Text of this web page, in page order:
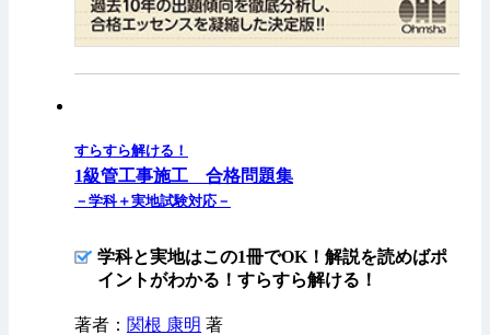
すらすら解ける！
1級管工事施工 合格問題集
－学科＋実地試験対応－
学科と実地はこの1冊でOK！解説を読めばポ
イントがわかる！すらすら解ける！
著者： 関根 康明 著